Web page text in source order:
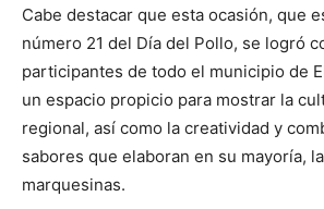
Cabe destacar que esta ocasión, que
número 21 del Día del Pollo, se logró
participantes de todo el municipio de
un espacio propicio para mostrar la
regional, así como la creatividad y
sabores que elaboran en su mayoría,
marquesinas.